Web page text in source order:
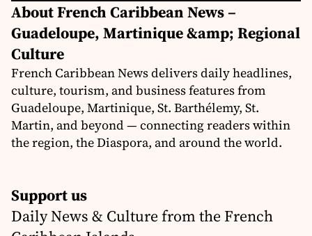
About French Caribbean News –
Guadeloupe, Martinique &amp; Regional
Culture
French Caribbean News delivers daily headlines,
culture, tourism, and business features from
Guadeloupe, Martinique, St. Barthélemy, St.
Martin, and beyond — connecting readers within
the region, the Diaspora, and around the world.
Support us
Daily News & Culture from the French